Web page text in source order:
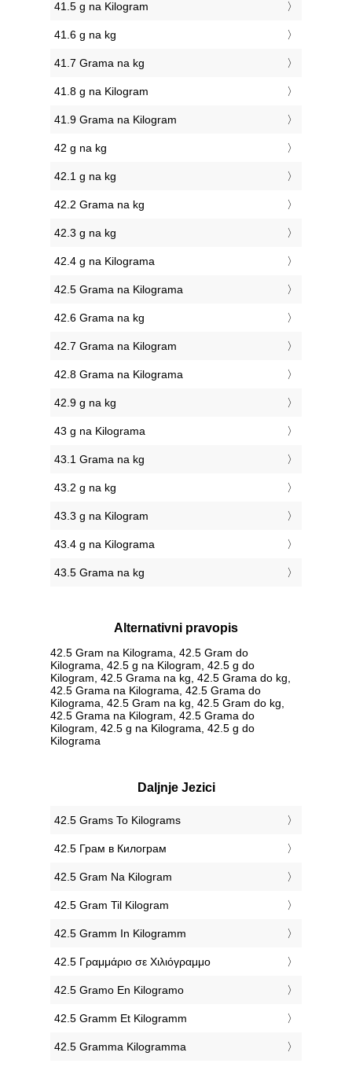
41.5 g na Kilogram
41.6 g na kg
41.7 Grama na kg
41.8 g na Kilogram
41.9 Grama na Kilogram
42 g na kg
42.1 g na kg
42.2 Grama na kg
42.3 g na kg
42.4 g na Kilograma
42.5 Grama na Kilograma
42.6 Grama na kg
42.7 Grama na Kilogram
42.8 Grama na Kilograma
42.9 g na kg
43 g na Kilograma
43.1 Grama na kg
43.2 g na kg
43.3 g na Kilogram
43.4 g na Kilograma
43.5 Grama na kg
Alternativni pravopis
42.5 Gram na Kilograma, 42.5 Gram do
Kilograma, 42.5 g na Kilogram, 42.5 g do
Kilogram, 42.5 Grama na kg, 42.5 Grama do kg,
42.5 Grama na Kilograma, 42.5 Grama do
Kilograma, 42.5 Gram na kg, 42.5 Gram do kg,
42.5 Grama na Kilogram, 42.5 Grama do
Kilogram, 42.5 g na Kilograma, 42.5 g do
Kilograma
Daljnje Jezici
‎42.5 Grams To Kilograms
‎42.5 Грам в Килограм
‎42.5 Gram Na Kilogram
‎42.5 Gram Til Kilogram
‎42.5 Gramm In Kilogramm
‎42.5 Γραμμάριο σε Χιλιόγραμμο
‎42.5 Gramo En Kilogramo
‎42.5 Gramm Et Kilogramm
‎42.5 Gramma Kilogramma